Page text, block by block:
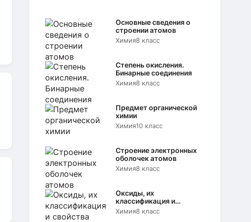
Основные сведения о
строении атомов
Химия8 класс
Степень окисления.
Бинарные соединения
Химия8 класс
Предмет органической
химии
Химия10 класс
Строение электронных
оболочек атомов
Химия8 класс
Оксиды, их
классификация и
свойства
Химия8 класс